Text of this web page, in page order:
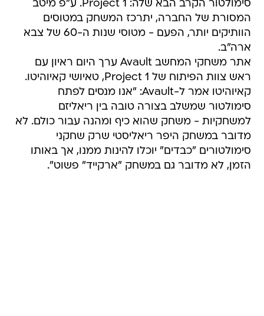
סימולטור הקרב הבא שלה: Project 1. ע"פ מיטב
המסורת של החברה, יתרכז המשחק במטוסים
הוותיקים יותר, הפעם - מטוסי שנות ה-60 של צבא
ארה"ב.
אתר משחקי המחשב Avault ערך היום ראיון עם
ראש צוות הפיתוח של Project 1, טאיושי קאיוהיטו.
קאיוהיטו אמר ל-Avault: "אנו מנסים לפתח
סימולטור שמשלב בצורה טובה בין ריאליזם
למשחקיות - משחק שהוא כיף ומהנה עבור כולם. לא
מדובר במשחק היפר ריאליסטי שרק שחקני
סימולטורים "כבדים" יוכלו להינות ממנו, אך באותו
הזמן, לא מדובר גם במשחק "ארקייד" פשוט".